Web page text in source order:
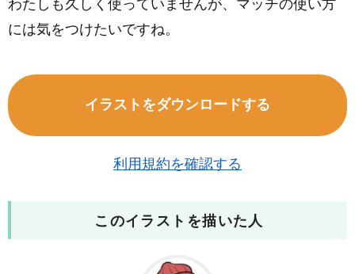
わたしも久しく使っていませんが、マッチの使い方
には気をつけたいですね。
イラストをダウンロードする
利用規約を確認する
このイラストを描いた人